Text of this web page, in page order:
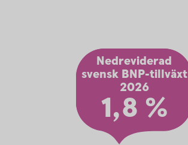
Nedreviderad
svensk BNP-tillväxt
2026
1,8 %